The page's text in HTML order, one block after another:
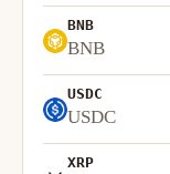
BNB
BNB
USDC
USDC
XRP